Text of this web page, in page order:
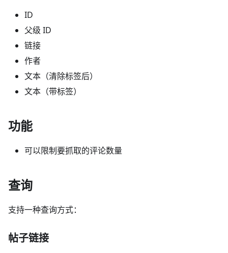
ID
父级 ID
链接
作者
文本（清除标签后）
文本（带标签）
功能
可以限制要抓取的评论数量
查询
支持一种查询方式：
帖子链接